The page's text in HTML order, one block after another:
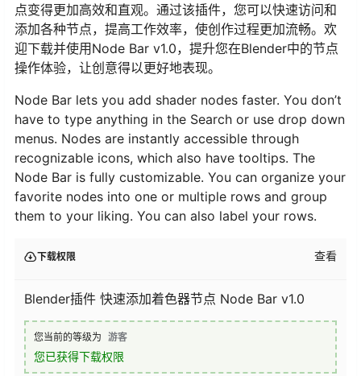
点变得更加高效和直观。通过该插件，您可以快速访问和
添加各种节点，提高工作效率，使创作过程更加流畅。欢
迎下载并使用Node Bar v1.0，提升您在Blender中的节点
操作体验，让创意得以更好地表现。
Node Bar lets you add shader nodes faster. You don’t
have to type anything in the Search or use drop down
menus. Nodes are instantly accessible through
recognizable icons, which also have tooltips. The
Node Bar is fully customizable. You can organize your
favorite nodes into one or multiple rows and group
them to your liking. You can also label your rows.
下载权限 查看
Blender插件 快速添加着色器节点 Node Bar v1.0
您当前的等级为 游客
您已获得下载权限